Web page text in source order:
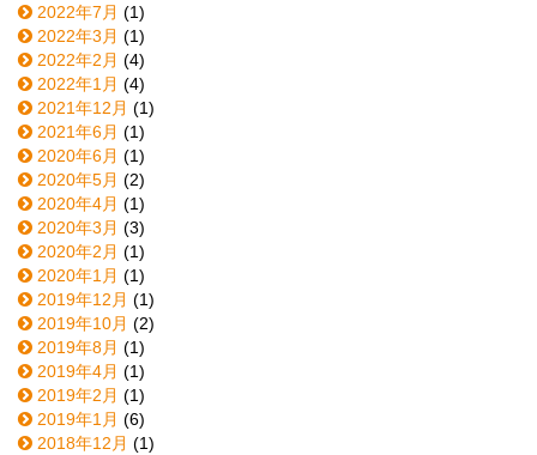
2022年7月 (1)
2022年3月 (1)
2022年2月 (4)
2022年1月 (4)
2021年12月 (1)
2021年6月 (1)
2020年6月 (1)
2020年5月 (2)
2020年4月 (1)
2020年3月 (3)
2020年2月 (1)
2020年1月 (1)
2019年12月 (1)
2019年10月 (2)
2019年8月 (1)
2019年4月 (1)
2019年2月 (1)
2019年1月 (6)
2018年12月 (1)